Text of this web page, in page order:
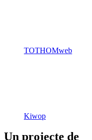
Generalitat de Catalunya